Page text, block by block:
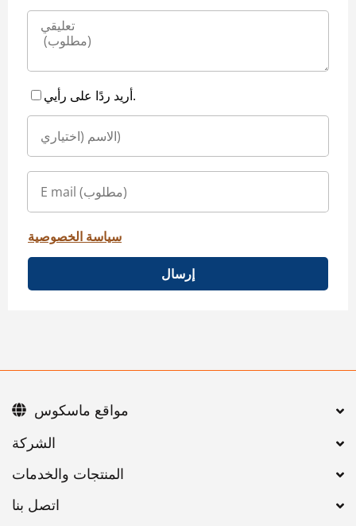
أريد ردًا على رأيي.
سياسة الخصوصية
إرسال
اتصل بنا
مواقع ماسكوس